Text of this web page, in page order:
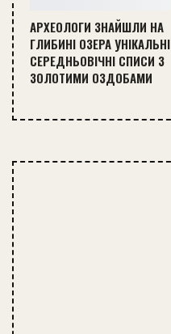
АРХЕОЛОГИ ЗНАЙШЛИ НА
ГЛИБИНІ ОЗЕРА УНІКАЛЬНІ
СЕРЕДНЬОВІЧНІ СПИСИ З
ЗОЛОТИМИ ОЗДОБАМИ